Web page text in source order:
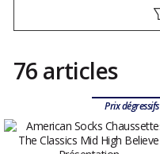
76 articles
Prix dégressifs